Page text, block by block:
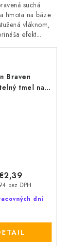
suchá
hmota na báze
vláknom,
efekt...
Braven
tmel na
dní
bez DPH